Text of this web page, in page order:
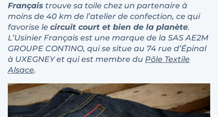
Français trouve sa toile chez un partenaire à
moins de 40 km de l’atelier de confection, ce qui
favorise le circuit court et bien de la planète.
L’Usinier Français est une marque de la SAS AE2M
GROUPE CONTINO, qui se situe au 74 rue d’Épinal
à UXEGNEY et qui est membre du Pôle Textile
Alsace.